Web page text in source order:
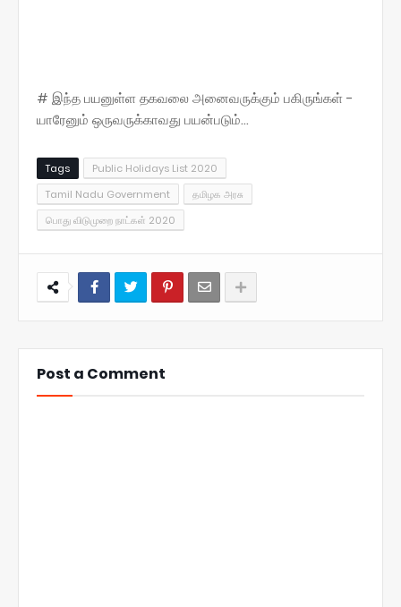
# இந்த பயனுள்ள தகவலை அனைவருக்கும் பகிருங்கள் -
யாரேனும் ஒருவருக்காவது பயன்படும்...
Tags
Public Holidays List 2020
Tamil Nadu Government
தமிழக அரசு
பொது விடுமுறை நாட்கள் 2020
Post a Comment